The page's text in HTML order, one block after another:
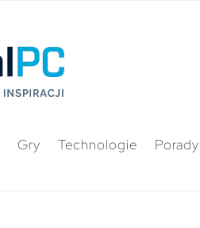
Gry Technologie Porady